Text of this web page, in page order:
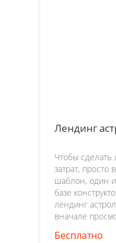
Лендинг
Чтобы сделать
затрат,
шаблон, один
базе
лендинг
вначале
Бесплатно